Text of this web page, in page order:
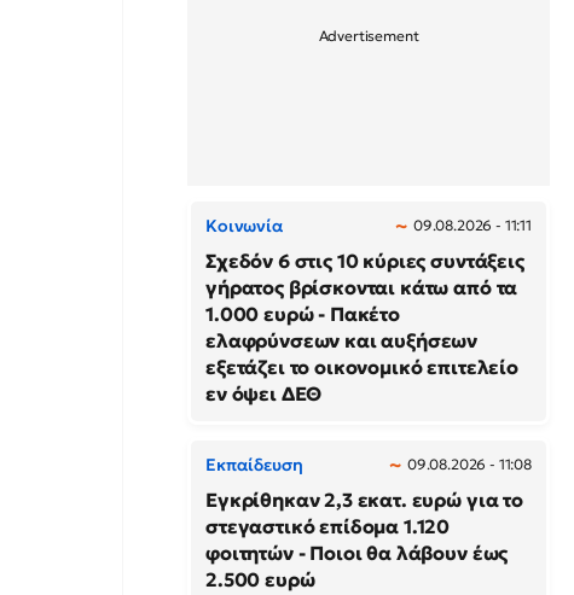
Κοινωνία 09.08.2026 - 11:11
Σχεδόν 6 στις 10 κύριες συντάξεις
γήρατος βρίσκονται κάτω από τα
1.000 ευρώ - Πακέτο
ελαφρύνσεων και αυξήσεων
εξετάζει το οικονομικό επιτελείο
εν όψει ΔΕΘ
Εκπαίδευση 09.08.2026 - 11:08
Εγκρίθηκαν 2,3 εκατ. ευρώ για το
στεγαστικό επίδομα 1.120
φοιτητών - Ποιοι θα λάβουν έως
2.500 ευρώ